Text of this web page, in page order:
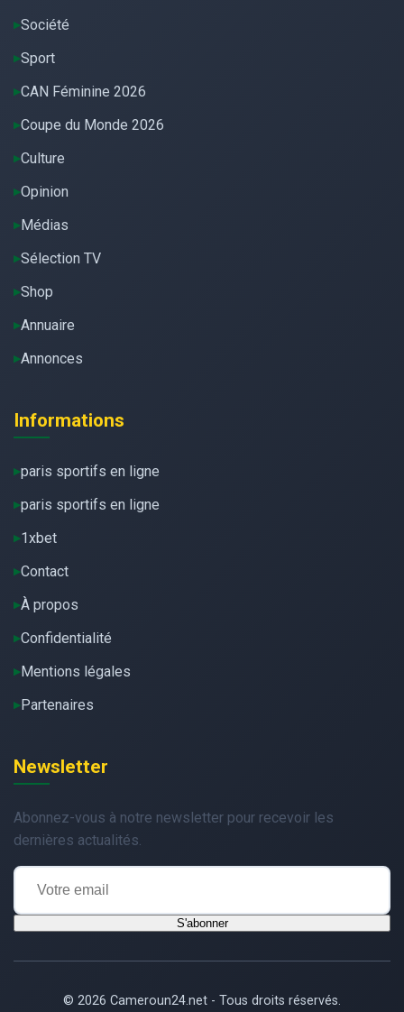
Société
Sport
CAN Féminine 2026
Coupe du Monde 2026
Culture
Opinion
Médias
Sélection TV
Shop
Annuaire
Annonces
Informations
paris sportifs en ligne
paris sportifs en ligne
1xbet
Contact
À propos
Confidentialité
Mentions légales
Partenaires
Newsletter
Abonnez-vous à notre newsletter pour recevoir les
dernières actualités.
S'abonner
© 2026 Cameroun24.net - Tous droits réservés.